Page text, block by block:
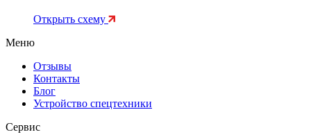
Открыть схему
Меню
Отзывы
Контакты
Блог
Устройство спецтехники
Сервис